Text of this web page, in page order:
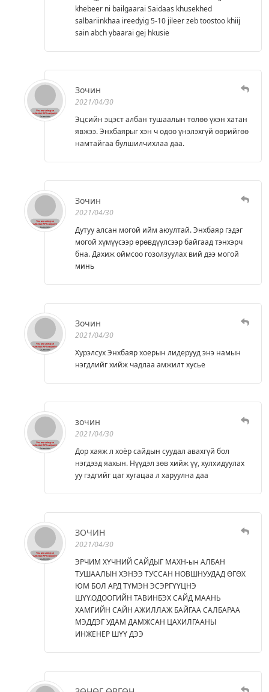
khebeer ni bailgaarai Saidaas khusekhed
salbariinkhaa ireedyig 5-10 jileer zeb toostoo khiij
sain abch ybaarai gej hkusie
Зочин
2021/04/30
Эцсийн эцэст албан тушаалын төлөө үхэн хатан
явжээ. Энхбаярыг хэн ч одоо үнэлэхгүй өөрийгөө
намтайгаа булшилчихлаа даа.
Зочин
2021/04/30
Дутуу алсан могой ийм аюултай. Энхбаяр гэдэг
могой хүмүүсээр өрөвдүүлсээр байгаад тэнхэрч
бна. Дахиж оймсоо гозолзуулах вий дээ могой
минь
Зочин
2021/04/30
Хурэлсух Энхбаяр хоерын лидерууд энэ намын
нэгдлийг хийж чадлаа амжилт хусье
зочин
2021/04/30
Дор хаяж л хоёр сайдын суудал авахгүй бол
нэгдээд яахын. Нүүдэл зөв хийж үү, хулхидуулах
уу гэдгийг цаг хугацаа л харуулна даа
ЗОЧИН
2021/04/30
ЭРЧИМ ХҮЧНИЙ САЙДЫГ МАХН-ын АЛБАН
ТУШААЛЫН ХЭНЭЭ ТУССАН НОВШНУУДАД ӨГӨХ
ЮМ БОЛ АРД ТҮМЭН ЭСЭРГҮҮЦНЭ
ШҮҮ.ОДООГИЙН ТАВИНБЭХ САЙД МААНЬ
ХАМГИЙН САЙН АЖИЛЛАЖ БАЙГАА САЛБАРАА
МЭДДЭГ УДАМ ДАМЖСАН ЦАХИЛГААНЫ
ИНЖЕНЕР ШҮҮ ДЭЭ